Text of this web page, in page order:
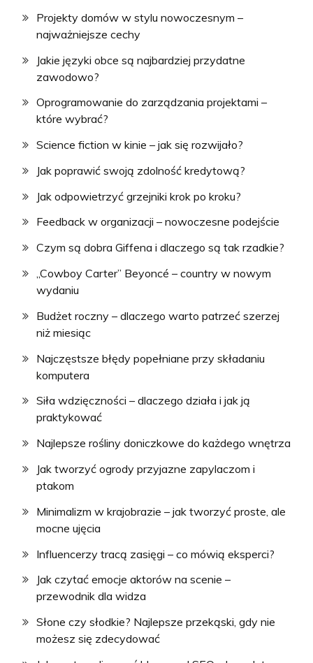
Projekty domów w stylu nowoczesnym –
najważniejsze cechy
Jakie języki obce są najbardziej przydatne
zawodowo?
Oprogramowanie do zarządzania projektami –
które wybrać?
Science fiction w kinie – jak się rozwijało?
Jak poprawić swoją zdolność kredytową?
Jak odpowietrzyć grzejniki krok po kroku?
Feedback w organizacji – nowoczesne podejście
Czym są dobra Giffena i dlaczego są tak rzadkie?
„Cowboy Carter” Beyoncé – country w nowym
wydaniu
Budżet roczny – dlaczego warto patrzeć szerzej
niż miesiąc
Najczęstsze błędy popełniane przy składaniu
komputera
Siła wdzięczności – dlaczego działa i jak ją
praktykować
Najlepsze rośliny doniczkowe do każdego wnętrza
Jak tworzyć ogrody przyjazne zapylaczom i
ptakom
Minimalizm w krajobrazie – jak tworzyć proste, ale
mocne ujęcia
Influencerzy tracą zasięgi – co mówią eksperci?
Jak czytać emocje aktorów na scenie –
przewodnik dla widza
Słone czy słodkie? Najlepsze przekąski, gdy nie
możesz się zdecydować